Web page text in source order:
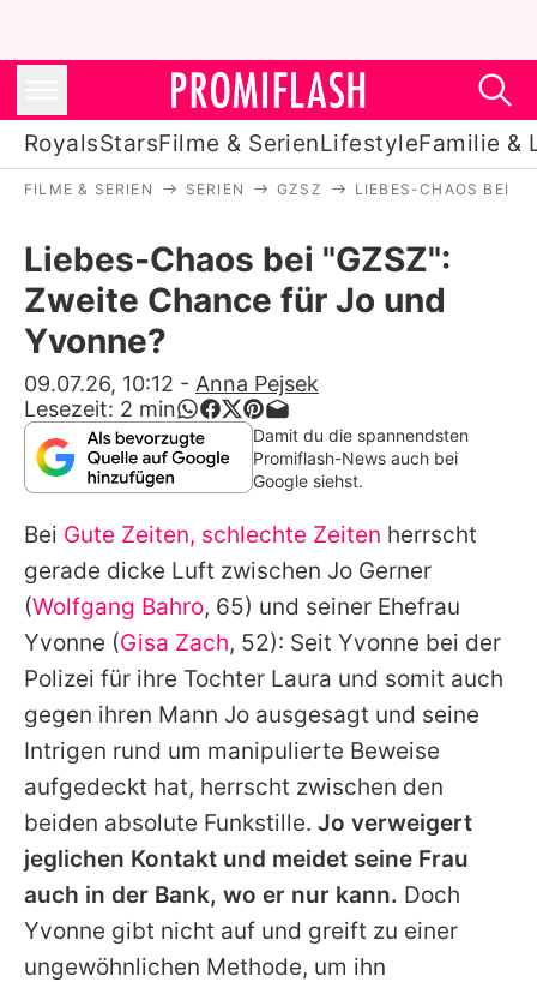
RoyalsStarsFilme & SerienLifestyleFamilie &
Stars
Filme & Serien
Lifestyle
Familie & Liebe
Promiflash Exklusiv
Alle Themen auf Promiflash
Jobs
App runterladen
Team
Redaktionelle Richtlinien
Impressum
Datenschutzerklärung
Nutzungsbedingungen
Utiq verwalten
FILME & SERIEN SERIEN GZSZ LIEBES-CHAOS BEI
Liebes-Chaos bei "GZSZ":
Zweite Chance für Jo und
Yvonne?
09.07.26, 10:12 - Anna Pejsek
Lesezeit: 2 min
Damit du die spannendsten
Promiflash-News auch bei
Google siehst.
Bei Gute Zeiten, schlechte Zeiten herrscht
gerade dicke Luft zwischen Jo Gerner
(Wolfgang Bahro, 65) und seiner Ehefrau
Yvonne (Gisa Zach, 52): Seit Yvonne bei der
Polizei für ihre Tochter Laura und somit auch
gegen ihren Mann Jo ausgesagt und seine
Intrigen rund um manipulierte Beweise
aufgedeckt hat, herrscht zwischen den
beiden absolute Funkstille. Jo verweigert
jeglichen Kontakt und meidet seine Frau
auch in der Bank, wo er nur kann. Doch
Yvonne gibt nicht auf und greift zu einer
ungewöhnlichen Methode, um ihn